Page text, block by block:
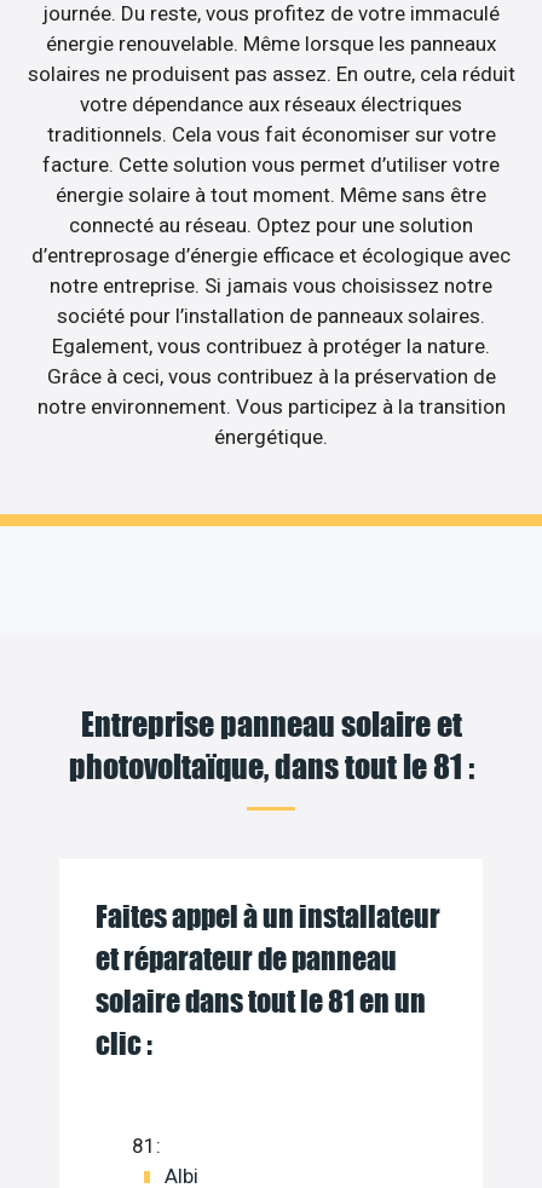
journée. Du reste, vous profitez de votre immaculé
énergie renouvelable. Même lorsque les panneaux
solaires ne produisent pas assez. En outre, cela réduit
votre dépendance aux réseaux électriques
traditionnels. Cela vous fait économiser sur votre
facture. Cette solution vous permet d’utiliser votre
énergie solaire à tout moment. Même sans être
connecté au réseau. Optez pour une solution
d’entreprosage d’énergie efficace et écologique avec
notre entreprise. Si jamais vous choisissez notre
société pour l’installation de panneaux solaires.
Egalement, vous contribuez à protéger la nature.
Grâce à ceci, vous contribuez à la préservation de
notre environnement. Vous participez à la transition
énergétique.
Entreprise panneau solaire et
photovoltaïque, dans tout le 81 :
Faites appel à un installateur
et réparateur de panneau
solaire dans tout le 81 en un
clic :
81:
Albi